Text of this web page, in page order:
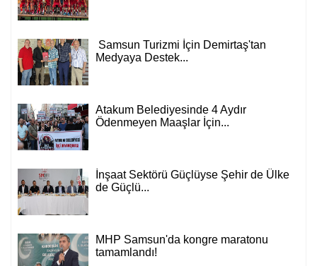
Samsun Turizmi İçin Demirtaş'tan
Medyaya Destek...
Atakum Belediyesinde 4 Aydır
Ödenmeyen Maaşlar İçin...
İnşaat Sektörü Güçlüyse Şehir de Ülke
de Güçlü...
MHP Samsun'da kongre maratonu
tamamlandı!